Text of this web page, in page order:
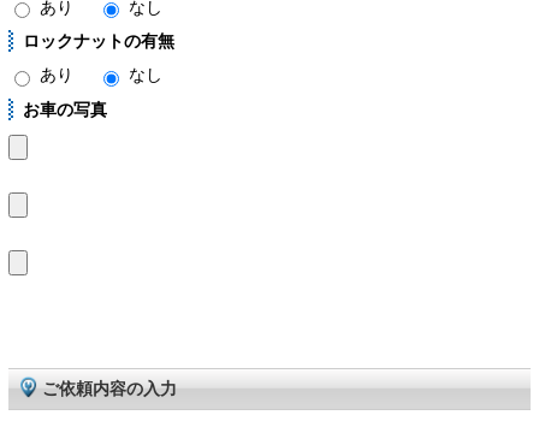
あり
なし
ロックナットの有無
あり
なし
お車の写真
ご依頼内容の入力